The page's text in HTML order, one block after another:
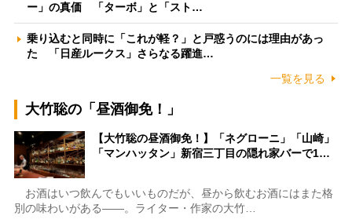
ー」の真価 「ターボ」と「スト…
乗り込むと同時に「これが軽？」と戸惑うのには理由があっ
た 「日産ルークス」さらなる躍進…
一覧を見る
大竹聡の「昼酒御免！」
【大竹聡の昼酒御免！】「ネグローニ」「山崎」
「マンハッタン」新宿三丁目の隠れ家バーで1…
お酒はいつ飲んでもいいものだが、昼から飲むお酒にはまた格
別の味わいがある――。ライター・作家の大竹…